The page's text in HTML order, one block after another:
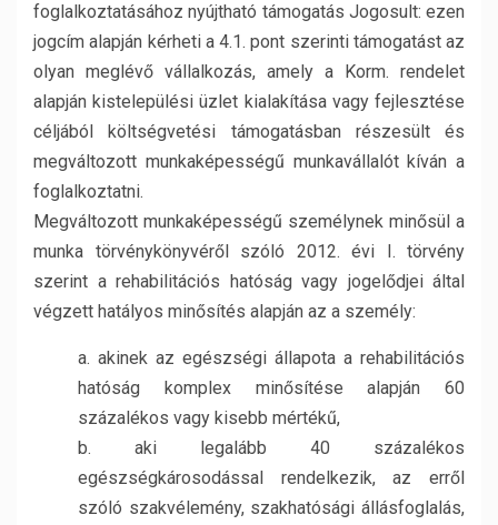
foglalkoztatásához nyújtható támogatás Jogosult: ezen
jogcím alapján kérheti a 4.1. pont szerinti támogatást az
olyan meglévő vállalkozás, amely a Korm. rendelet
alapján kistelepülési üzlet kialakítása vagy fejlesztése
céljából költségvetési támogatásban részesült és
megváltozott munkaképességű munkavállalót kíván a
foglalkoztatni.
Megváltozott munkaképességű személynek minősül a
munka törvénykönyvéről szóló 2012. évi I. törvény
szerint a rehabilitációs hatóság vagy jogelődjei által
végzett hatályos minősítés alapján az a személy:
a. akinek az egészségi állapota a rehabilitációs
hatóság komplex minősítése alapján 60
százalékos vagy kisebb mértékű,
b. aki legalább 40 százalékos
egészségkárosodással rendelkezik, az erről
szóló szakvélemény, szakhatósági állásfoglalás,